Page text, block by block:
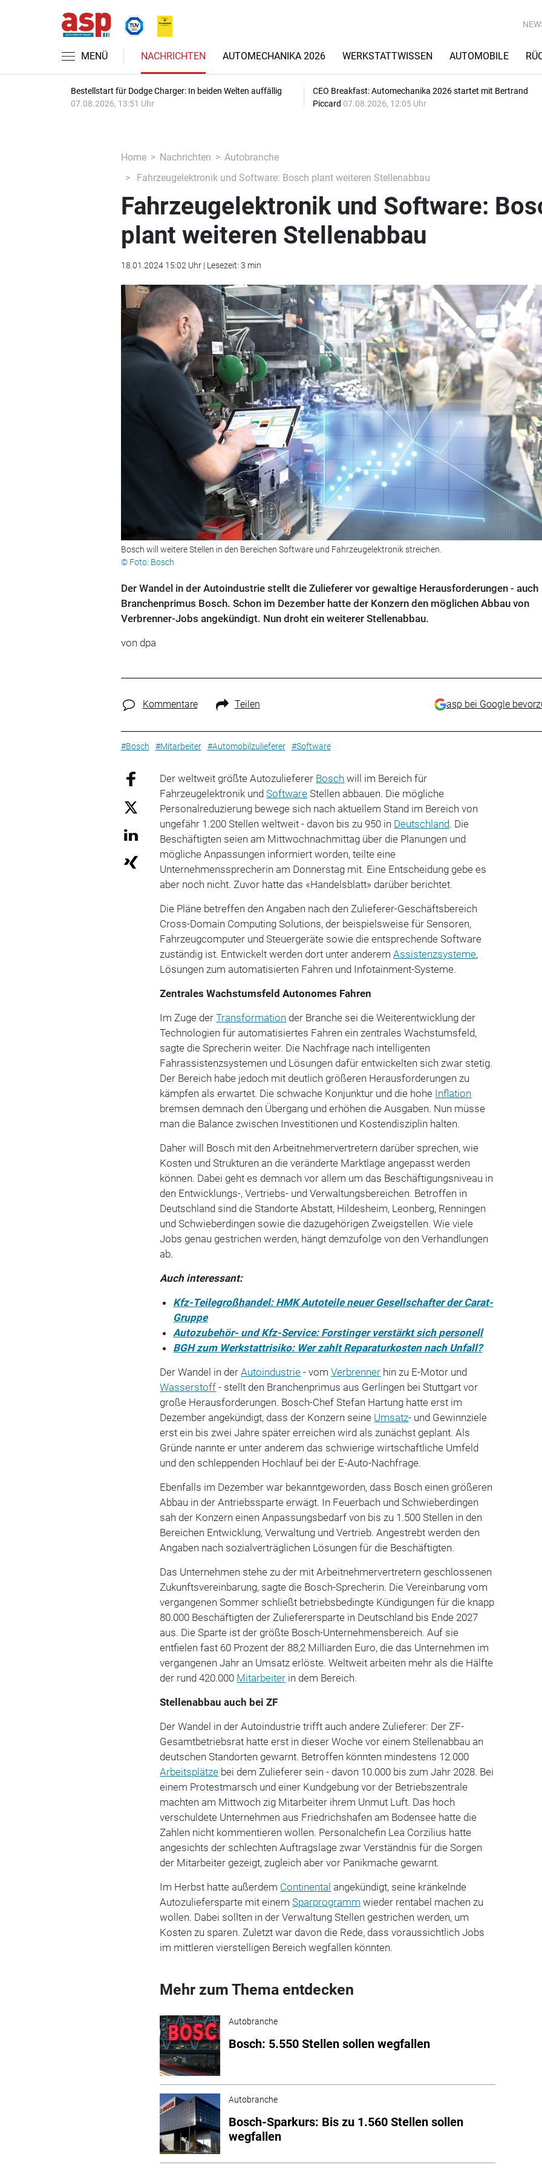
MENÜ NACHRICHTEN AUTOMECHANIKA 2026 WERKSTATTWISSEN AUTOMOBILE
Bestellstart für Dodge Charger: In beiden Welten auffällig
07.08.2026, 13:51 Uhr
CEO Breakfast: Automechanika 2026 startet mit Bertrand
Piccard 07.08.2026, 12:05 Uhr
Home Nachrichten
Autobranche
Fahrzeugelektronik und Software: Bosch plant weiteren Stellenabbau
Fahrzeugelektronik und Software:
plant weiteren Stellenabbau
18.01.2024 15:02 Uhr | Lesezeit: 3 min
Bosch will weitere Stellen in den Bereichen Software und Fahrzeugelektronik streichen.
© Foto: Bosch
Der Wandel in der Autoindustrie stellt die Zulieferer vor gewaltige Herausforderungen - auch
Branchenprimus Bosch. Schon im Dezember hatte der Konzern den möglichen Abbau von
Verbrenner-Jobs angekündigt. Nun droht ein weiterer Stellenabbau.
von dpa
Kommentare Teilen asp bei Google
#Bosch #Mitarbeiter #Automobilzulieferer #Software
Der weltweit größte Autozulieferer Bosch will im Bereich für
Fahrzeugelektronik undSoftware Stellen abbauen. Die mögliche
Personalreduzierung bewege sich nach aktuellem Stand im Bereich von
ungefähr 1.200 Stellen weltweit - davon bis zu 950 in Deutschland. Die
Beschäftigten seien am Mittwochnachmittag über die Planungen und
mögliche Anpassungen informiert worden, teilte eine
Unternehmenssprecherin am Donnerstag mit. Eine Entscheidung gebe es
aber noch nicht. Zuvor hatte das «Handelsblatt» darüber berichtet.
Die Pläne betreffen den Angaben nach den Zulieferer-Geschäftsbereich
Cross-Domain Computing Solutions, der beispielsweise für Sensoren,
Fahrzeugcomputer und Steuergeräte sowie die entsprechende Software
zuständig ist. Entwickelt werden dort unter anderemAssistenzsysteme,
Lösungen zum automatisierten Fahren und Infotainment-Systeme.
Zentrales Wachstumsfeld Autonomes Fahren
Im Zuge derTransformation der Branche sei die Weiterentwicklung der
Technologien für automatisiertes Fahren ein zentrales Wachstumsfeld,
sagte die Sprecherin weiter. Die Nachfrage nach intelligenten
Fahrassistenzsystemen und Lösungen dafür entwickelten sich zwar stetig.
Der Bereich habe jedoch mit deutlich größeren Herausforderungen zu
kämpfen als erwartet. Die schwache Konjunktur und die hohe Inflation
bremsen demnach den Übergang und erhöhen die Ausgaben. Nun müsse
man die Balance zwischen Investitionen und Kostendisziplin halten.
Daher will Bosch mit den Arbeitnehmervertretern darüber sprechen, wie
Kosten und Strukturen an die veränderte Marktlage angepasst werden
können. Dabei geht es demnach vor allem um das Beschäftigungsniveau in
den Entwicklungs-, Vertriebs- und Verwaltungsbereichen. Betroffen in
Deutschland sind die Standorte Abstatt, Hildesheim, Leonberg, Renningen
und Schwieberdingen sowie die dazugehörigen Zweigstellen. Wie viele
Jobs genau gestrichen werden, hängt demzufolge von den Verhandlungen
ab.
Auch interessant:
Kfz-Teilegroßhandel: HMK Autoteile neuer Gesellschafter der Carat-
Gruppe
Autozubehör- und Kfz-Service: Forstinger verstärkt sich personell
BGH zum Werkstattrisiko: Wer zahlt Reparaturkosten nach Unfall?
Der Wandel in derAutoindustrie - vomVerbrenner hin zu E-Motor und
Wasserstoff - stellt den Branchenprimus aus Gerlingen bei Stuttgart vor
große Herausforderungen. Bosch-Chef Stefan Hartung hatte erst im
Dezember angekündigt, dass der Konzern seine Umsatz- und Gewinnziele
erst ein bis zwei Jahre später erreichen wird als zunächst geplant. Als
Gründe nannte er unter anderem das schwierige wirtschaftliche Umfeld
und den schleppenden Hochlauf bei der E-Auto-Nachfrage.
Ebenfalls im Dezember war bekanntgeworden, dass Bosch einen größeren
Abbau in der Antriebssparte erwägt. In Feuerbach und Schwieberdingen
sah der Konzern einen Anpassungsbedarf von bis zu 1.500 Stellen in den
Bereichen Entwicklung, Verwaltung und Vertrieb. Angestrebt werden den
Angaben nach sozialverträglichen Lösungen für die Beschäftigten.
Das Unternehmen stehe zu der mit Arbeitnehmervertretern geschlossenen
Zukunftsvereinbarung, sagte die Bosch-Sprecherin. Die Vereinbarung vom
vergangenen Sommer schließt betriebsbedingte Kündigungen für die knapp
80.000 Beschäftigten der Zulieferersparte in Deutschland bis Ende 2027
aus. Die Sparte ist der größte Bosch-Unternehmensbereich. Auf sie
entfielen fast 60 Prozent der 88,2 Milliarden Euro, die das Unternehmen im
vergangenen Jahr an Umsatz erlöste. Weltweit arbeiten mehr als die Hälfte
der rund 420.000 Mitarbeiter in dem Bereich.
Stellenabbau auch bei ZF
Der Wandel in der Autoindustrie trifft auch andere Zulieferer: Der ZF-
Gesamtbetriebsrat hatte erst in dieser Woche vor einem Stellenabbau an
deutschen Standorten gewarnt. Betroffen könnten mindestens 12.000
Arbeitsplätze bei dem Zulieferer sein - davon 10.000 bis zum Jahr 2028. Bei
einem Protestmarsch und einer Kundgebung vor der Betriebszentrale
machten am Mittwoch zig Mitarbeiter ihrem Unmut Luft. Das hoch
verschuldete Unternehmen aus Friedrichshafen am Bodensee hatte die
Zahlen nicht kommentieren wollen. Personalchefin Lea Corzilius hatte
angesichts der schlechten Auftragslage zwar Verständnis für die Sorgen
der Mitarbeiter gezeigt, zugleich aber vor Panikmache gewarnt.
Im Herbst hatte außerdem Continental angekündigt, seine kränkelnde
Autozuliefersparte mit einemSparprogramm wieder rentabel machen zu
wollen. Dabei sollten in der Verwaltung Stellen gestrichen werden, um
Kosten zu sparen. Zuletzt war davon die Rede, dass voraussichtlich Jobs
im mittleren vierstelligen Bereich wegfallen könnten.
Mehr zum Thema entdecken
Autobranche
Bosch: 5.550 Stellen sollen wegfallen
Autobranche
Bosch-Sparkurs: Bis zu 1.560 Stellen sollen
wegfallen